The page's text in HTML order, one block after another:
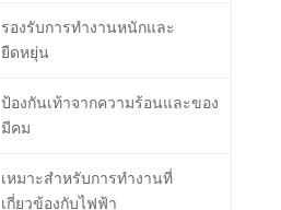
ลักษณะการใช้งาน
ป้องกันการบาดเจ็บจากการ
ตกหล่น
รองรับการทำงานหนักและ
ยืดหยุ่น